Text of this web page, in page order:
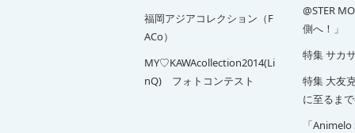
福岡アジアコレクション（F
ACo）
MY♡KAWAcollection2014(Li
nQ) フォトコンテスト
@STER
側へ！」
特集 サカ
特集 大友
に至るま
「